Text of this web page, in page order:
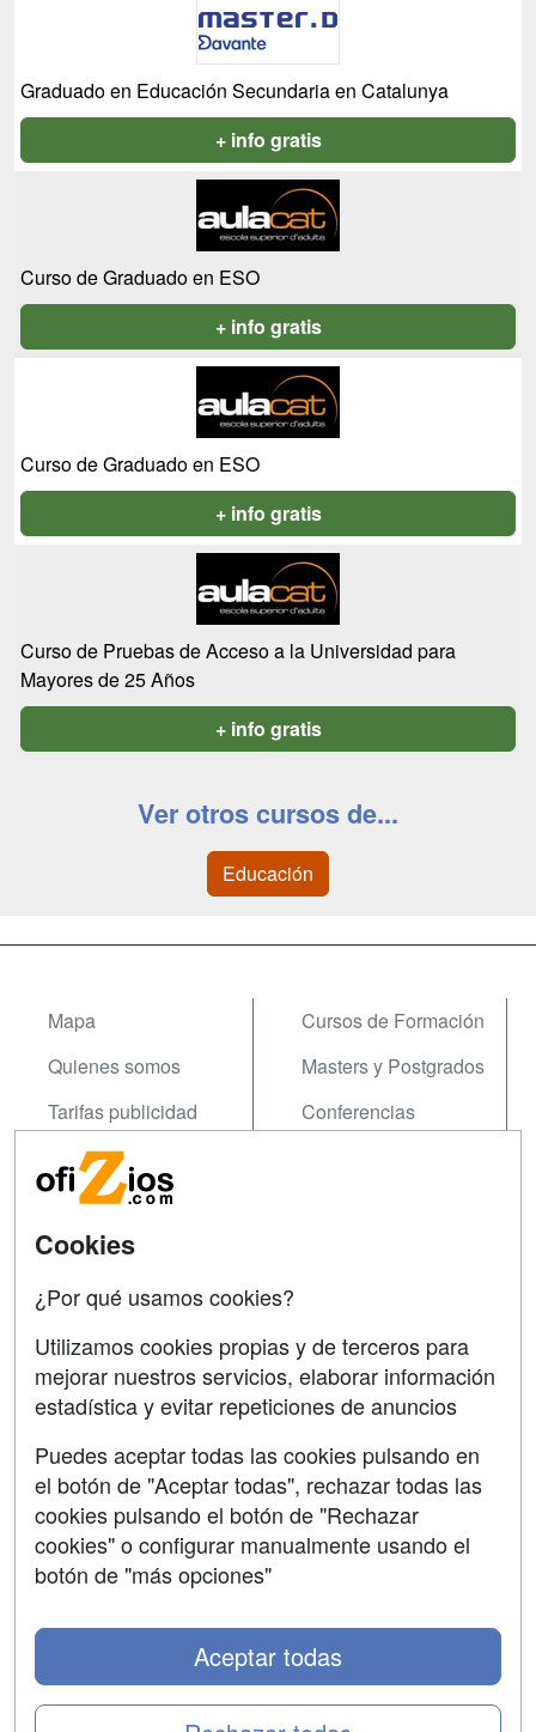
Graduado en Educación Secundaria en Catalunya
+ info gratis
Curso de Graduado en ESO
+ info gratis
Curso de Graduado en ESO
+ info gratis
Curso de Pruebas de Acceso a la Universidad para
Mayores de 25 Años
+ info gratis
Ver otros cursos de...
Educación
Mapa
Quienes somos
Tarifas publicidad
Acceso Usuarios
Acceso Centros
Cursos de Formación
Masters y Postgrados
Conferencias
Contactar
Confidencialidad
Aviso legal
SÍGUENOS EN:
Grupo formazion:
Cookies
¿Por qué usamos cookies?
Utilizamos cookies propias y de terceros para
mejorar nuestros servicios, elaborar información
estadística y evitar repeticiones de anuncios
Puedes aceptar todas las cookies pulsando en
el botón de "Aceptar todas", rechazar todas las
cookies pulsando el botón de "Rechazar
cookies" o configurar manualmente usando el
botón de "más opciones"
Aceptar todas